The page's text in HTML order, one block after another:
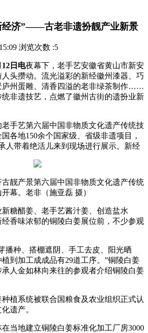
经济”——古老非遗扮靓产业新景
浏览次数 :5
日电夜幕下，老手艺安徽省黄山市新安
头攒动。流光溢彩的新经徽州漆器、巧
庐州蛋雕、清香四溢的老非绿茶制作……
非遗技艺，点燃了徽州古街的遗扮业新
艺第六届中国非物质文化遗产传统技
各地150余个国家级、省级非遗项目，
人带着绝活儿来到现场进行展示。新经
靓产景第六届中国非物质文化遗产传统
幕。老非 （施亚磊 摄）
醋姜、老手艺酱汁姜、创造盐水
香味浓郁的铜陵白姜展位前，不少参观
种、搭棚遮阴、手工去皮、阳光晒
到加工成成品有29道工序。”铜陵白姜
人金如林向来往的参观者介绍铜陵白姜
系统被联合国粮食及农业组织正式认
遗产。
地建立铜陵白姜标准化加工厂房3000